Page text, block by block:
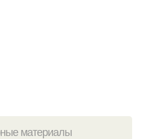
материалы